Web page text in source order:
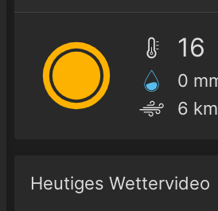
Samstag
15. Aug. 16. Aug. 17.
16
0
6
Heutiges Wettervideo